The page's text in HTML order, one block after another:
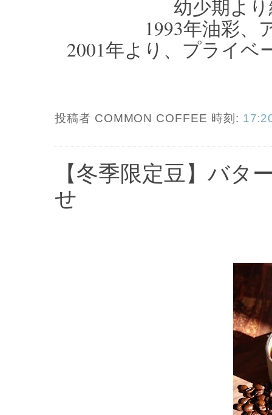
幼少期よ
1993年油彩、
2001年より、プライベ
投稿者 COMMON COFFEE 時刻:
【冬季限定豆】バタ
せ